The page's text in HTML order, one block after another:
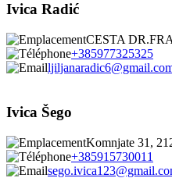
Ivica Radić
CESTA
+385977325325
Ivica Šego
Komnjate 31,
+385915730011